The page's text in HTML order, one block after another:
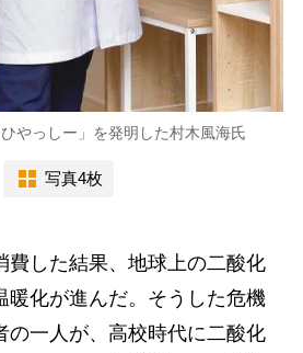
やっしー」を発明した村木風海氏
写真4枚
した結果、地球上の二酸化
暖化が進んだ。そうした危機
の一人が、高校時代に二酸化